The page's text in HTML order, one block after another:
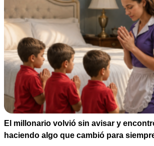
El millonario volvió sin avisar y
haciendo algo que cambió para